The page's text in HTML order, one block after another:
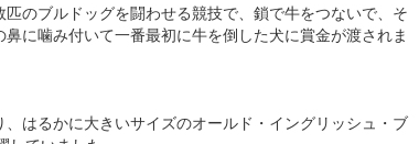
のブルドッグを闘わせる競技で、鎖で牛をつないで、そ
に噛み付いて一番最初に牛を倒した犬に賞金が渡されま
はるかに大きいサイズのオールド・イングリッシュ・ブ